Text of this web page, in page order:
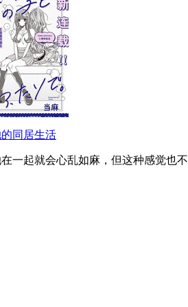
同居生活
一起就会心乱如麻，但这种感觉也不